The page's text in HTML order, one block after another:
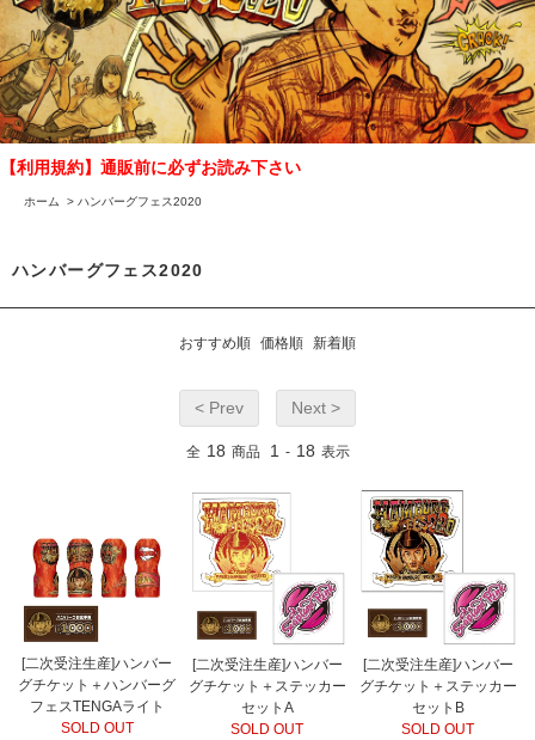
【利用規約】通販前に必ずお読み下さい
ホーム > ハンバーグフェス2020
ハンバーグフェス2020
おすすめ順 価格順 新着順
< Prev Next >
全 18 商品 1 - 18 表示
[二次受注生産]ハンバー
グチケット＋ハンバーグ
フェスTENGAライト
SOLD OUT
[二次受注生産]ハンバー
グチケット＋ステッカー
セットA
SOLD OUT
[二次受注生産]ハンバー
グチケット＋ステッカー
セットB
SOLD OUT